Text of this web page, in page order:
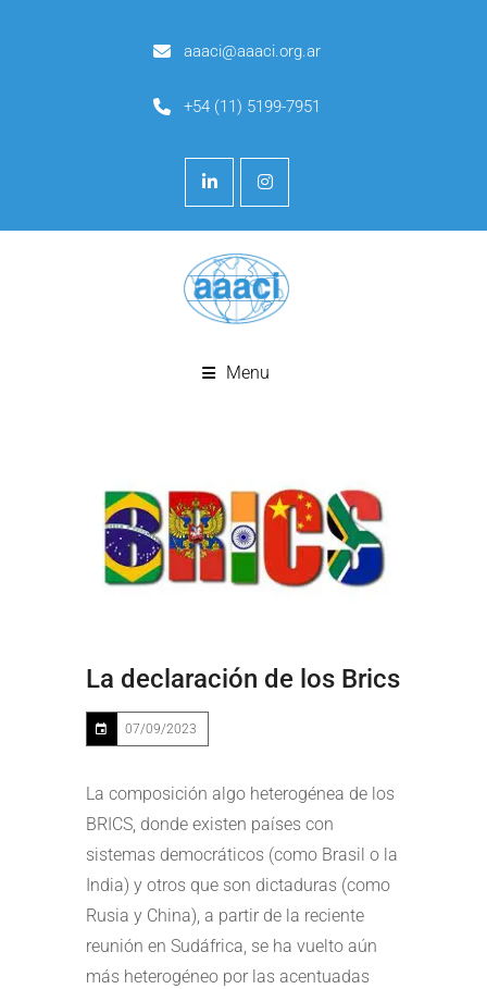
aaaci@aaaci.org.ar
+54 (11) 5199-7951
Menu
La declaración de los Brics
07/09/2023
La composición algo heterogénea de los
BRICS, donde existen países con
sistemas democráticos (como Brasil o la
India) y otros que son dictaduras (como
Rusia y China), a partir de la reciente
reunión en Sudáfrica, se ha vuelto aún
más heterogéneo por las acentuadas